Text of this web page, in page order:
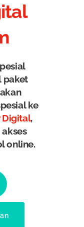
paket
ke
Digital,
online.